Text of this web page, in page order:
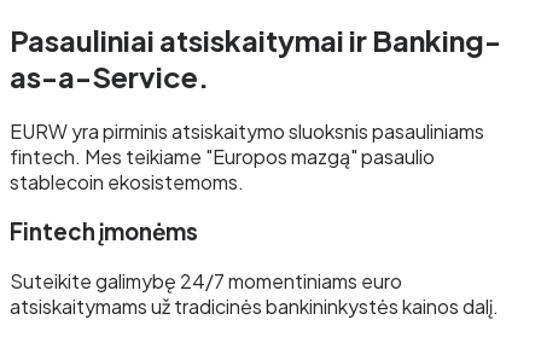
Pasauliniai atsiskaitymai ir Banking-
as-a-Service.
EURW yra pirminis atsiskaitymo sluoksnis pasauliniams
fintech. Mes teikiame "Europos mazgą" pasaulio
stablecoin ekosistemoms.
Fintech įmonėms
Suteikite galimybę 24/7 momentiniams euro
atsiskaitymams už tradicinės bankininkystės kainos dalį.